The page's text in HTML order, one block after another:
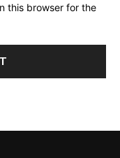
this browser for the